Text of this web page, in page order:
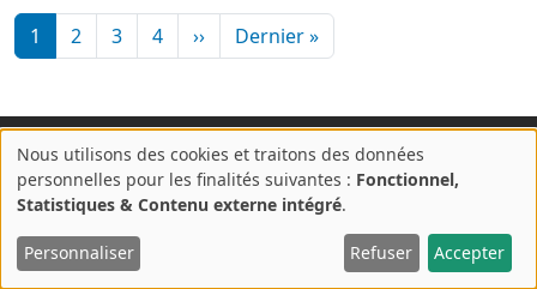
Pagination
1 2 3 4 ››Page suivante
Dernier »Dernière page
© 2017 ORS PACA | Crédits & mentions légales|Politique de
confidentialité
A
propos
cookies
sur
Nous utilisons des cookies et traitons des données
personnelles pour les finalités suivantes : Fonctionnel,
Statistiques & Contenu externe intégré.
Personnaliser Refuser Accepter